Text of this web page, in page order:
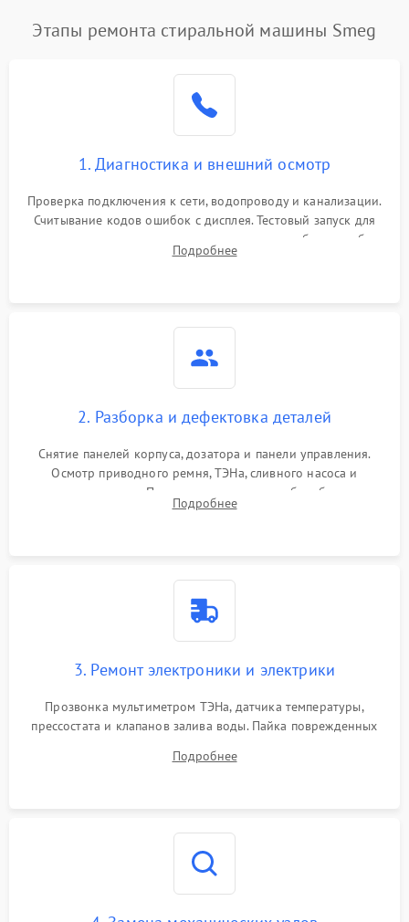
Замена платы управления Подробнее →
Этапы ремонта стиральной машины Smeg
1. Диагностика и внешний осмотр
Проверка подключения к сети, водопроводу и канализации.
Считывание кодов ошибок с дисплея. Тестовый запуск для
выявления посторонних шумов, протечек или сбоев в работе
электронного модуля управления.
Подробнее
2. Разборка и дефектовка деталей
Снятие панелей корпуса, дозатора и панели управления.
Осмотр приводного ремня, ТЭНа, сливного насоса и
амортизаторов. Проверка подшипников барабана и
крестовины на износ, а манжеты люка на разрывы.
Подробнее
3. Ремонт электроники и электрики
Прозвонка мультиметром ТЭНа, датчика температуры,
прессостата и клапанов залива воды. Пайка поврежденных
Восстановление целостности проводки и контактов.
Подробнее